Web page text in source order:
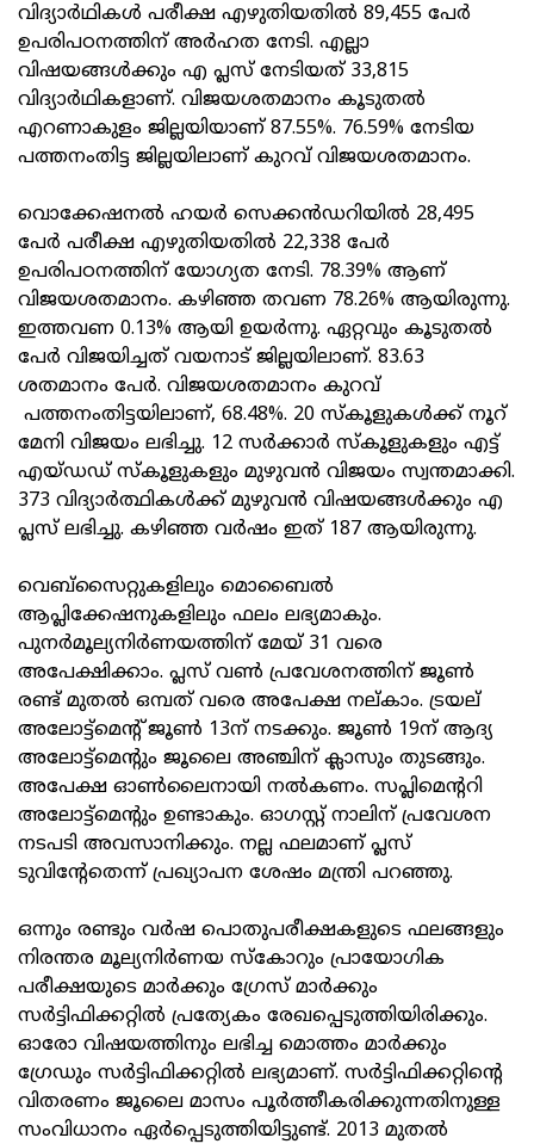
വിദ്യാർഥികൾ പരീക്ഷ എഴുതിയതിൽ 89,455 പേർ
ഉപരിപഠനത്തിന് അർഹത നേടി. എല്ലാ
വിഷയങ്ങൾക്കും എ പ്ലസ് നേടിയത് 33,815
വിദ്യാർഥികളാണ്. വിജയശതമാനം കൂടുതൽ
എറണാകുളം ജില്ലയിയാണ് 87.55%. 76.59% നേടിയ
പത്തനംതിട്ട ജില്ലയിലാണ് കുറവ് വിജയശതമാനം.
വൊക്കേഷനൽ ഹയർ സെക്കൻഡറിയിൽ 28,495
പേർ പരീക്ഷ എഴുതിയതിൽ 22,338 പേർ
ഉപരിപഠനത്തിന് യോഗ്യത നേടി. 78.39% ആണ്
വിജയശതമാനം. കഴിഞ്ഞ തവണ 78.26% ആയിരുന്നു.
ഇത്തവണ 0.13% ആയി ഉയർന്നു. ഏറ്റവും കൂടുതൽ
പേർ വിജയിച്ചത് വയനാട് ജില്ലയിലാണ്. 83.63
ശതമാനം പേർ. വിജയശതമാനം കുറവ്
പത്തനംതിട്ടയിലാണ്, 68.48%. 20 സ്‌കൂളുകൾക്ക് നൂറ്
മേനി വിജയം ലഭിച്ചു. 12 സർക്കാർ സ്‌കൂളുകളും എട്ട്
എയ്ഡഡ് സ്‌കൂളുകളും മുഴുവൻ വിജയം സ്വന്തമാക്കി.
373 വിദ്യാർത്ഥികൾക്ക് മുഴുവൻ വിഷയങ്ങൾക്കും എ
പ്ലസ് ലഭിച്ചു. കഴിഞ്ഞ വർഷം ഇത് 187 ആയിരുന്നു.
വെബ്‌സൈറ്റുകളിലും മൊബൈൽ
ആപ്ലിക്കേഷനുകളിലും ഫലം ലഭ്യമാകും.
പുനർമൂല്യനിർണയത്തിന് മേയ് 31 വരെ
അപേക്ഷിക്കാം. പ്ലസ് വൺ പ്രവേശനത്തിന് ജൂൺ
രണ്ട് മുതൽ ഒമ്പത് വരെ അപേക്ഷ നല്കാം. ട്രയല്
അലോട്ട്‌മെന്റ് ജൂൺ 13ന് നടക്കും. ജൂൺ 19ന് ആദ്യ
അലോട്ട്‌മെന്റും ജൂലൈ അഞ്ചിന് ക്ലാസും തുടങ്ങും.
അപേക്ഷ ഓൺലൈനായി നൽകണം. സപ്ലിമെന്ററി
അലോട്ട്‌മെന്റും ഉണ്ടാകും. ഓഗസ്റ്റ് നാലിന് പ്രവേശന
നടപടി അവസാനിക്കും. നല്ല ഫലമാണ് പ്ലസ്
ടുവിന്റേതെന്ന് പ്രഖ്യാപന ശേഷം മന്ത്രി പറഞ്ഞു.
ഒന്നും രണ്ടും വർഷ പൊതുപരീക്ഷകളുടെ ഫലങ്ങളും
നിരന്തര മൂല്യനിർണയ സ്‌കോറും പ്രായോഗിക
പരീക്ഷയുടെ മാർക്കും ഗ്രേസ് മാർക്കും
സർട്ടിഫിക്കറ്റിൽ പ്രത്യേകം രേഖപ്പെടുത്തിയിരിക്കും.
ഓരോ വിഷയത്തിനും ലഭിച്ച മൊത്തം മാർക്കും
ഗ്രേഡും സർട്ടിഫിക്കറ്റിൽ ലഭ്യമാണ്. സർട്ടിഫിക്കറ്റിന്റെ
വിതരണം ജൂലൈ മാസം പൂർത്തീകരിക്കുന്നതിനുള്ള
സംവിധാനം ഏർപ്പെടുത്തിയിട്ടുണ്ട്. 2013 മുതൽ